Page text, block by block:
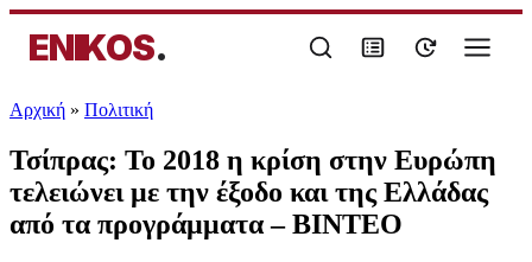
ENIKOS.
Αρχική » Πολιτική
Τσίπρας: Το 2018 η κρίση στην Ευρώπη
τελειώνει με την έξοδο και της Ελλάδας
από τα προγράμματα – ΒΙΝΤΕΟ